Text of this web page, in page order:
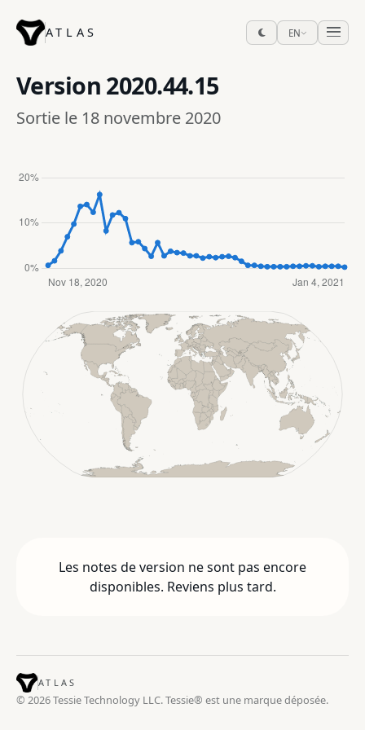
ATLAS EN
Version 2020.44.15
Sortie le 18 novembre 2020
Les notes de version ne sont pas encore
disponibles. Reviens plus tard.
ATLAS
© 2026 Tessie Technology LLC. Tessie® est une marque déposée.